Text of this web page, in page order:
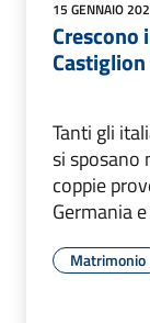
15 GENNAIO
Tanti gli
si sposano
coppie
Germania
Matrimonio